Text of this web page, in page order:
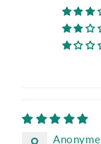
Anonyme